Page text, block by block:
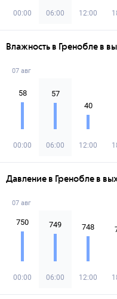
00:00 06:00 12:00
Влажность в Гренобле в
07 авг
58
00:00
57
06:00
40
12:00
Давление в Гренобле в
07 авг
750
00:00
749
06:00
748
12:00